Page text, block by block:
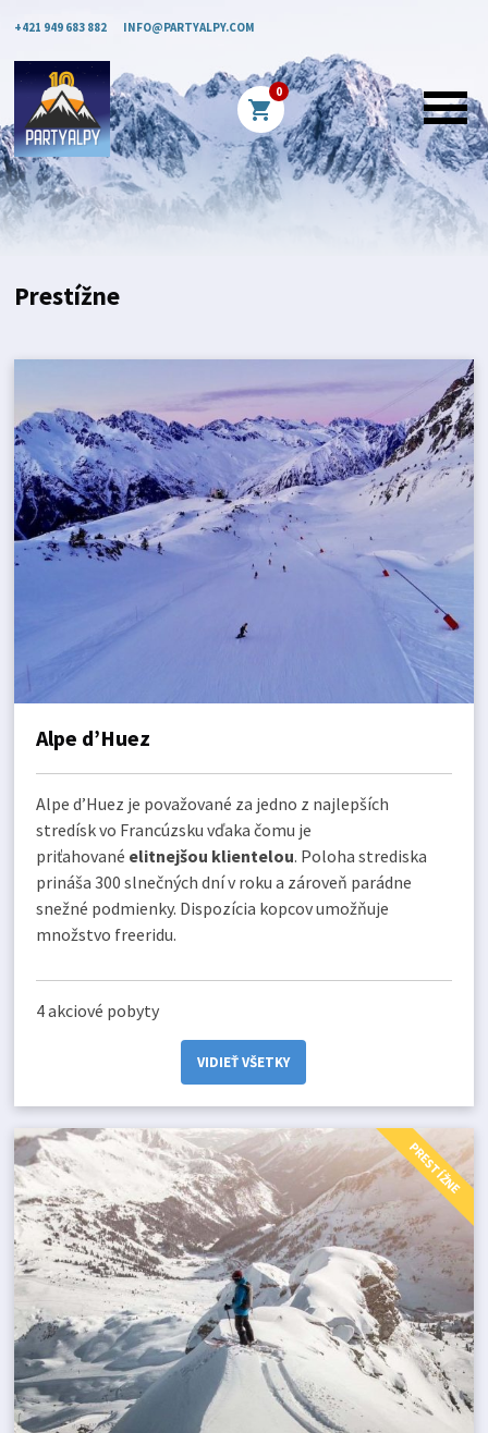
+421 949 683 882 INFO@PARTYALPY.COM
shopping_cart
0
Prestížne
Alpe d’Huez
Alpe d’Huez je považované za jedno z najlepších
stredísk vo Francúzsku vďaka čomu je
priťahované elitnejšou klientelou. Poloha strediska
prináša 300 slnečných dní v roku a zároveň parádne
snežné podmienky. Dispozícia kopcov umožňuje
množstvo freeridu.
4 akciové pobyty
VIDIEŤ VŠETKY
PRESTÍŽNE